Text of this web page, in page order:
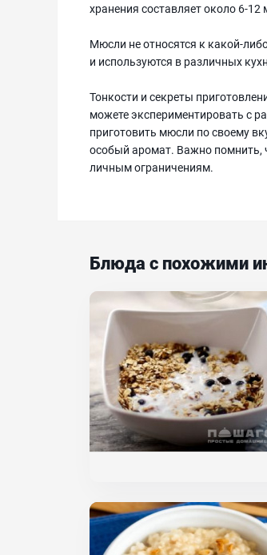
хранения составляет около 6-12
Мюсли не относятся к какой-
и используются в различных
Тонкости и секреты
можете экспериментировать с
приготовить мюсли по своему
особый аромат. Важно помнить,
личным ограничениям.
Блюда с похожими